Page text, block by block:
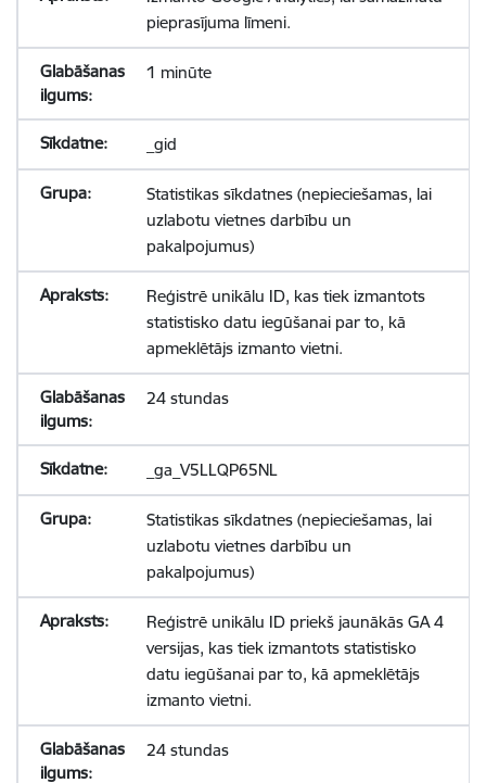
pieprasījuma līmeni.
1 minūte
_gid
Statistikas sīkdatnes (nepieciešamas, lai
uzlabotu vietnes darbību un
pakalpojumus)
Reģistrē unikālu ID, kas tiek izmantots
statistisko datu iegūšanai par to, kā
apmeklētājs izmanto vietni.
24 stundas
_ga_V5LLQP65NL
Statistikas sīkdatnes (nepieciešamas, lai
uzlabotu vietnes darbību un
pakalpojumus)
Reģistrē unikālu ID priekš jaunākās GA 4
versijas, kas tiek izmantots statistisko
datu iegūšanai par to, kā apmeklētājs
izmanto vietni.
24 stundas